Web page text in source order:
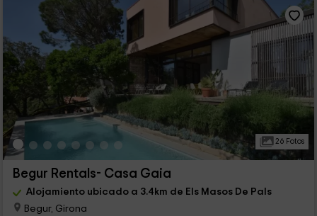
26 Fotos
Begur Rentals- Casa Gaia
Alojamiento ubicado a 3.4km de Els Masos De Pals
Begur, Girona